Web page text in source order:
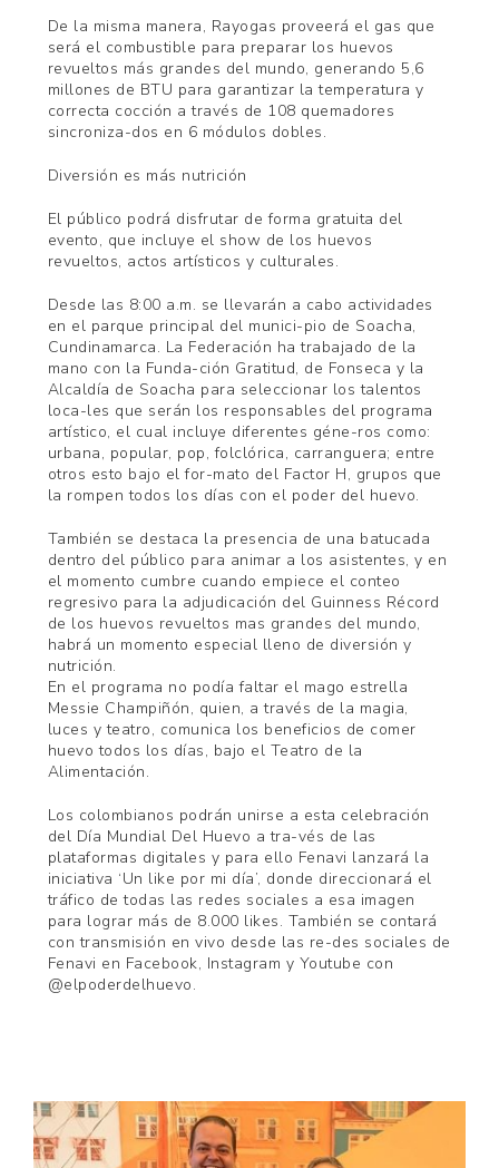
De la misma manera, Rayogas proveerá el gas que
será el combustible para preparar los huevos
revueltos más grandes del mundo, generando 5,6
millones de BTU para garantizar la temperatura y
correcta cocción a través de 108 quemadores
sincroniza-dos en 6 módulos dobles.
Diversión es más nutrición
El público podrá disfrutar de forma gratuita del
evento, que incluye el show de los huevos
revueltos, actos artísticos y culturales.
Desde las 8:00 a.m. se llevarán a cabo actividades
en el parque principal del munici-pio de Soacha,
Cundinamarca. La Federación ha trabajado de la
mano con la Funda-ción Gratitud, de Fonseca y la
Alcaldía de Soacha para seleccionar los talentos
loca-les que serán los responsables del programa
artístico, el cual incluye diferentes géne-ros como:
urbana, popular, pop, folclórica, carranguera; entre
otros esto bajo el for-mato del Factor H, grupos que
la rompen todos los días con el poder del huevo.
También se destaca la presencia de una batucada
dentro del público para animar a los asistentes, y en
el momento cumbre cuando empiece el conteo
regresivo para la adjudicación del Guinness Récord
de los huevos revueltos mas grandes del mundo,
habrá un momento especial lleno de diversión y
nutrición.
En el programa no podía faltar el mago estrella
Messie Champiñón, quien, a través de la magia,
luces y teatro, comunica los beneficios de comer
huevo todos los días, bajo el Teatro de la
Alimentación.
Los colombianos podrán unirse a esta celebración
del Día Mundial Del Huevo a tra-vés de las
plataformas digitales y para ello Fenavi lanzará la
iniciativa ‘Un like por mi día’, donde direccionará el
tráfico de todas las redes sociales a esa imagen
para lograr más de 8.000 likes. También se contará
con transmisión en vivo desde las re-des sociales de
Fenavi en Facebook, Instagram y Youtube con
@elpoderdelhuevo.